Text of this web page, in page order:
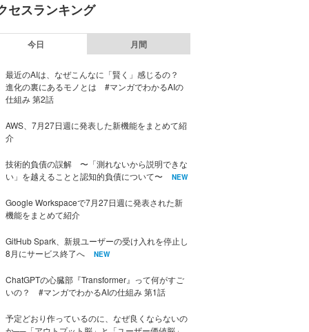
セスランキング
今日 月間
最近のAIは、なぜこんなに「賢く」感じるの？
進化の裏にあるモノとは #マンガでわかるAIの
仕組み 第2話
AWS、7月27日週に発表した新機能をまとめて紹
介
技術的負債の誤解 〜「測れないから説明できな
い」を越えることと認知的負債について〜
NEW
Google Workspaceで7月27日週に発表された新
機能をまとめて紹介
GitHub Spark、新規ユーザーの受け入れを停止し
8月にサービス終了へ
NEW
ChatGPTの心臓部『Transformer』って何がすご
いの？ #マンガでわかるAIの仕組み 第1話
予定どおり作っているのに、なぜ良くならないの